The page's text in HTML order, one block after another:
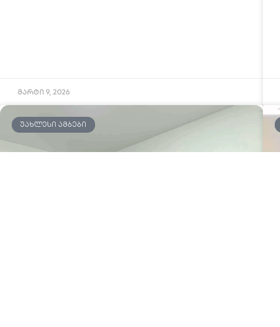
მარტი 9, 2026
ᲣᲐᲮᲚᲔᲡᲘ ᲐᲛᲑᲔᲑᲘ